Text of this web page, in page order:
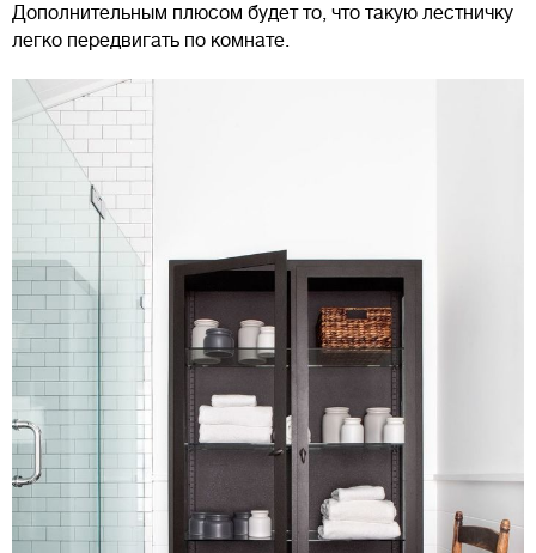
Дополнительным плюсом будет то, что такую лестничку
легко передвигать по комнате.